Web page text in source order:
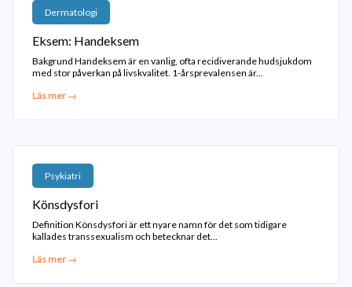
Dermatologi
Eksem: Handeksem
Bakgrund Handeksem är en vanlig, ofta recidiverande hudsjukdom
med stor påverkan på livskvalitet. 1-årsprevalensen är...
Läs mer →
Psykiatri
Könsdysfori
Definition Könsdysfori är ett nyare namn för det som tidigare
kallades transsexualism och betecknar det...
Läs mer →